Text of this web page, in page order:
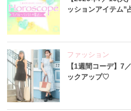
ッションアイテム
ファッション
【1週間コーデ】7
ックアップ♡